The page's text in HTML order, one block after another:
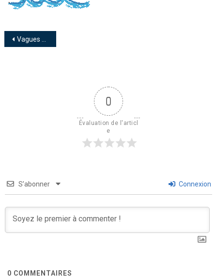
Vagues animée
0
Évaluation de l'articl
e
S’abonner Connexion
0 COMMENTAIRES